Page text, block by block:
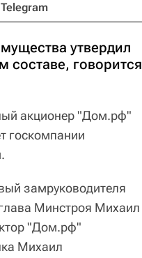
Telegram
утвердил
составе, говорится
акционер "Дом.рф"
госкомпании
замруководителя
Минстроя Михаил
"Дом.рф"
Михаил